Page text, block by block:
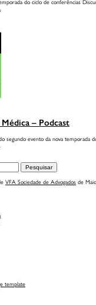
do ciclo de conferências
– Podcast
⁠segundo evento da nova temporada
VFA Sociedade de Advogados de
template